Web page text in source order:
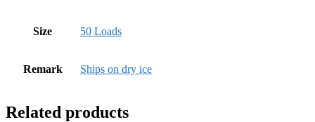
Size 50 Loads
Remark Ships on dry ice
Related products